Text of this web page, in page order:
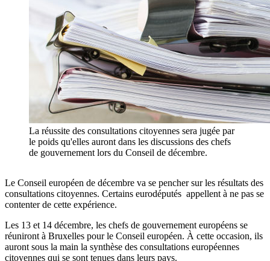
La réussite des consultations citoyennes sera jugée par
le poids qu'elles auront dans les discussions des chefs
de gouvernement lors du Conseil de décembre.
Le Conseil européen de décembre va se pencher sur les résultats des
consultations citoyennes. Certains eurodéputés appellent à ne pas se
contenter de cette expérience.
Les 13 et 14 décembre, les chefs de gouvernement européens se
réuniront à Bruxelles pour le Conseil européen. À cette occasion, ils
auront sous la main la synthèse des consultations européennes
citoyennes qui se sont tenues dans leurs pays.